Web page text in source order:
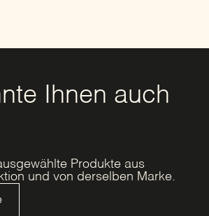
Ihnen auch
Produkte aus
und von derselben Marke.